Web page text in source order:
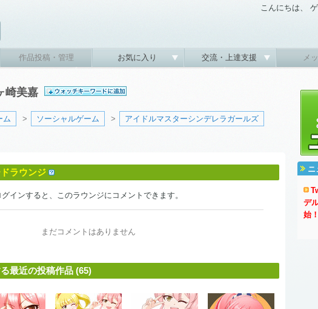
こんにちは、
作品投稿・管理 お気に入り 交流・上達支援 メ
崎美嘉
ム > ソーシャルゲーム >
アイドルマスターシンデレラガールズ
ラウンジ
グインすると、このラウンジにコメントできます。
まだコメントはありません
最近の投稿作品 (65)
ニ
デ
始！